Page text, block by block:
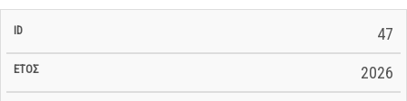
47
2026